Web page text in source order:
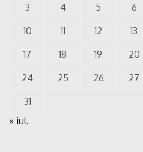
3
4 5 6
10
11 12 13
17
18 19 20
24
25 26 27
31
« iul.